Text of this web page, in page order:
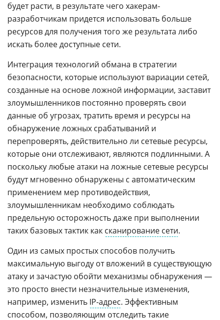
будет расти, в результате чего хакерам-
разработчикам придется использовать больше
ресурсов для получения того же результата либо
искать более доступные сети.
Интеграция технологий обмана в стратегии
безопасности, которые используют вариации сетей,
созданные на основе ложной информации, заставит
злоумышленников постоянно проверять свои
данные об угрозах, тратить время и ресурсы на
обнаружение ложных срабатываний и
перепроверять, действительно ли сетевые ресурсы,
которые они отслеживают, являются подлинными. А
поскольку любые атаки на ложные сетевые ресурсы
будут мгновенно обнаружены с автоматическим
применением мер противодействия,
злоумышленникам необходимо соблюдать
предельную осторожность даже при выполнении
таких базовых тактик как сканирование сети.
Один из самых простых способов получить
максимальную выгоду от вложений в существующую
атаку и зачастую обойти механизмы обнаружения —
это просто внести незначительные изменения,
например, изменить IP-адрес. Эффективным
способом, позволяющим отследить такие